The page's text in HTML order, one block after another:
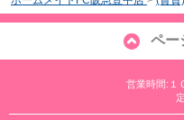
ペー
営業時間:１